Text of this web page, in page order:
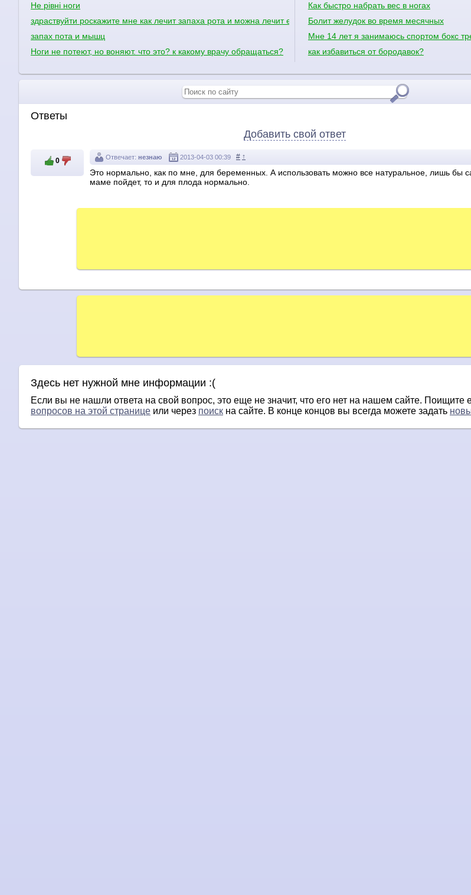
Не рівні ноги
здраствуйти роскажите мне как лечит запаха рота и можна лечит ету балезну по цаветайти мне жду отвта
запах пота и мышц
Ноги не потеют, но воняют. что это? к какому врачу обращаться?
Как быстро набрать вес в ногах
Болит желудок во время месячных
Мне 14 лет я занимаюсь спортом бокс
как избавиться от бородавок?
Ответы
Добавить свой ответ
0 Отвечает: незнаю 2013-04-03 00:39 # ↑
Это нормально, как по мне, для беременных. А использовать можно все натуральное, лишь бы
маме пойдет, то и для плода нормально.
Здесь нет нужной мне информации :(
Если вы не нашли ответа на свой вопрос, это еще не значит, что его нет на нашем сайте. Поищите
вопросов на этой странице или через поиск на сайте. В конце концов вы всегда можете задать